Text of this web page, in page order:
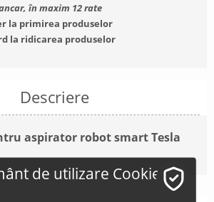
în maxim 12 rate
la primirea produselor
la ridicarea produselor
Descriere
aspirator robot smart Tesla
de utilizare Cookie-